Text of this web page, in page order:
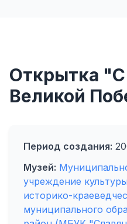
Открытка
Великой
Период создания:
Музей:
учреждение
историко-
муниципального